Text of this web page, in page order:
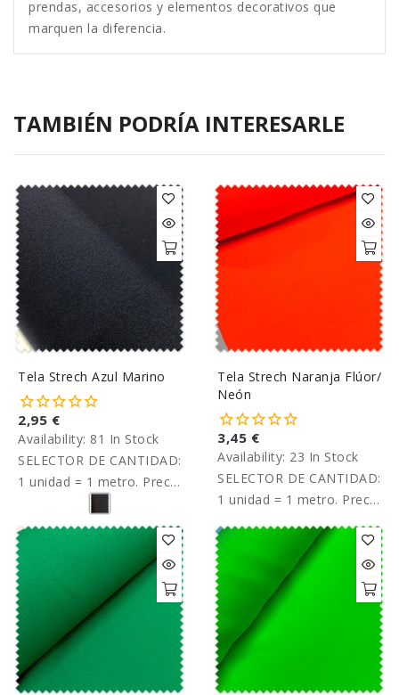
prendas, accesorios y elementos decorativos que
marquen la diferencia.
TAMBIÉN PODRÍA INTERESARLE
Tela Strech Azul Marino
2,95 €
Availability: 81 In Stock
SELECTOR DE CANTIDAD:
1 unidad = 1 metro. Precio
Tela Strech Naranja Flúor/
Neón
3,45 €
Availability: 23 In Stock
SELECTOR DE CANTIDAD:
1 unidad = 1 metro. Precio